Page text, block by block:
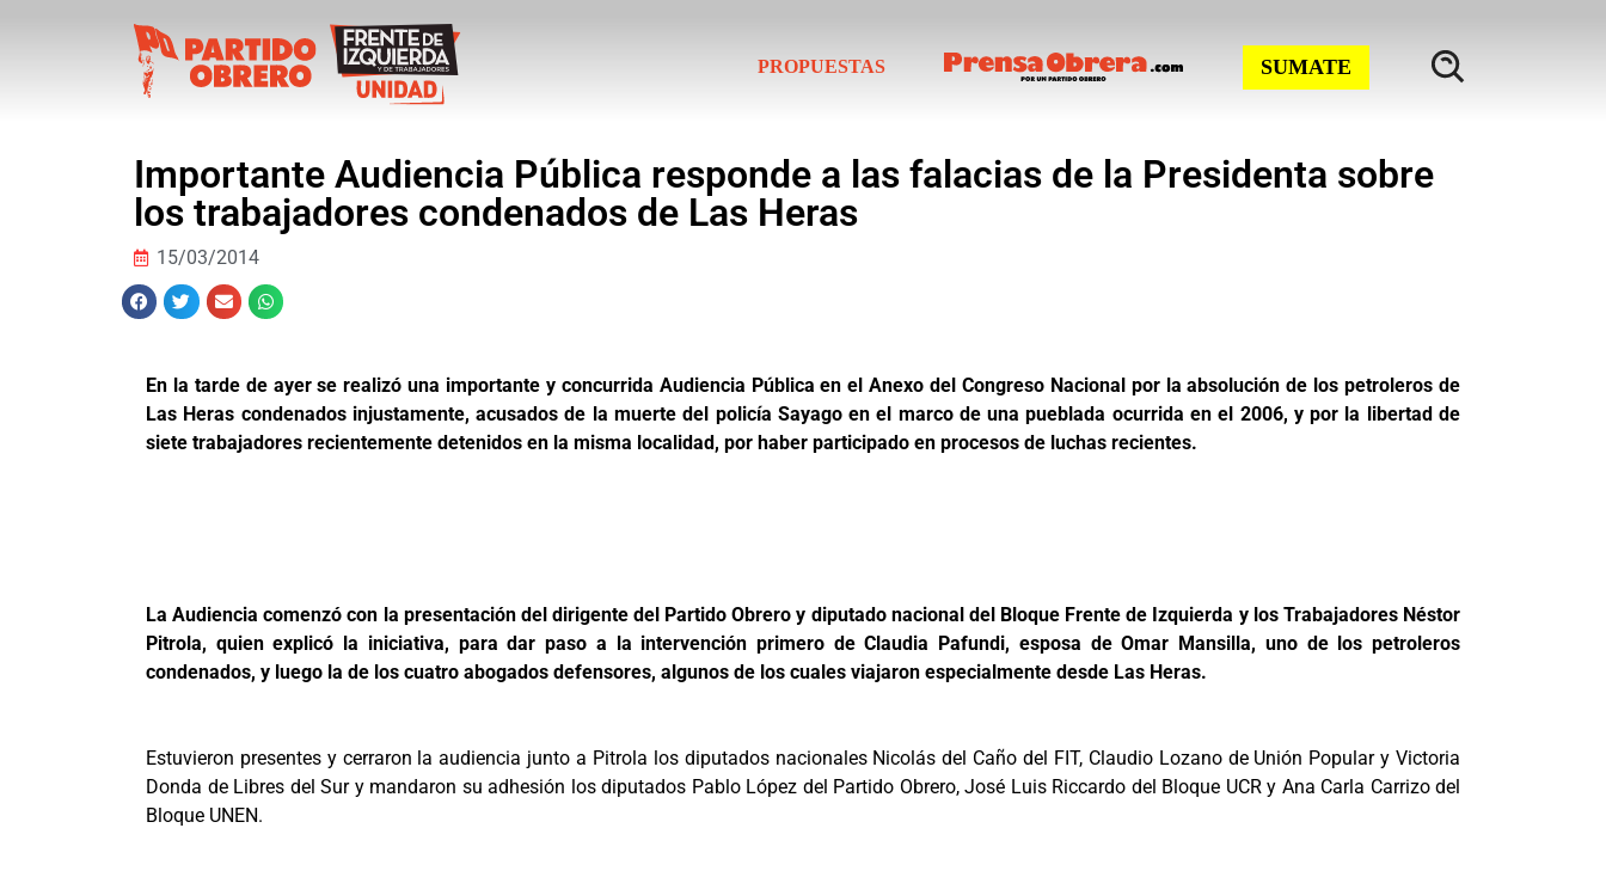
PROPUESTAS SUMATE
Importante Audiencia Pública responde a las falacias de la Presidenta sobre
los trabajadores condenados de Las Heras
15/03/2014
En la tarde de ayer se realizó una importante y concurrida Audiencia Pública en el Anexo del Congreso Nacional por la absolución de los petroleros de
Las Heras condenados injustamente, acusados de la muerte del policía Sayago en el marco de una pueblada ocurrida en el 2006, y por la libertad de
siete trabajadores recientemente detenidos en la misma localidad, por haber participado en procesos de luchas recientes.
La Audiencia comenzó con la presentación del dirigente del Partido Obrero y diputado nacional del Bloque Frente de Izquierda y los Trabajadores Néstor
Pitrola, quien explicó la iniciativa, para dar paso a la intervención primero de Claudia Pafundi, esposa de Omar Mansilla, uno de los petroleros
condenados, y luego la de los cuatro abogados defensores, algunos de los cuales viajaron especialmente desde Las Heras.
Estuvieron presentes y cerraron la audiencia junto a Pitrola los diputados nacionales Nicolás del Caño del FIT, Claudio Lozano de Unión Popular y Victoria
Donda de Libres del Sur y mandaron su adhesión los diputados Pablo López del Partido Obrero, José Luis Riccardo del Bloque UCR y Ana Carla Carrizo del
Bloque UNEN.